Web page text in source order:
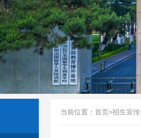
当前位置： 首页>招生宣传